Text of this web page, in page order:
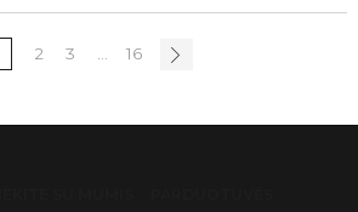
2 3 … 16